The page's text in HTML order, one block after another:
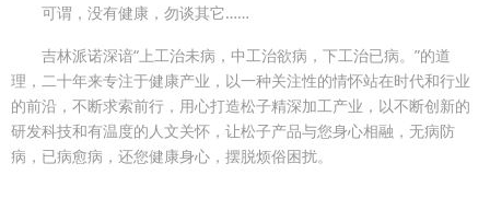
可谓，没有健康，勿谈其它……
吉林派诺深谙“上工治未病，中工治欲病，下工治已病。”的道
理，二十年来专注于健康产业，以一种关注性的情怀站在时代和行业
的前沿，不断求索前行，用心打造松子精深加工产业，以不断创新的
研发科技和有温度的人文关怀，让松子产品与您身心相融，无病防
病，已病愈病，还您健康身心，摆脱烦俗困扰。